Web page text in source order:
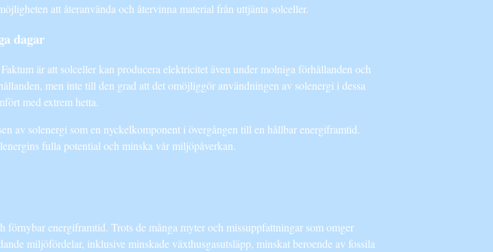
att återanvända och återvinna material från uttjänta solceller.
dagar
är att solceller kan producera elektricitet även under molniga förhållanden och
men inte till den grad att det omöjliggör användningen av solenergi i dessa
med extrem hetta.
av solenergi som en nyckelkomponent i övergången till en hållbar energiframtid.
fulla potential och minska vår miljöpåverkan.
förnybar energiframtid. Trots de många myter och missuppfattningar som omger
miljöfördelar, inklusive minskade växthusgasutsläpp, minskat beroende av fossila